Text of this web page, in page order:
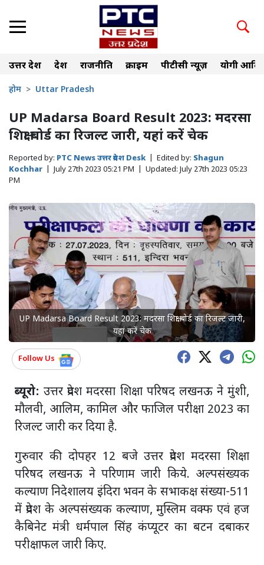
उत्तर प्रदेश देश राजनीति क्राइम पीटीसी न्यूज़ योगी
होम Uttar Pradesh
UP Madarsa Board Result 2023: मदरसा
शिक्षा बोर्ड का रिजल्ट जारी, यहां करें चेक
Reported by: PTC News उत्तर प्रदेश Desk Edited by: Shagun
Kochhar
July 27th 2023 05:21 PM Updated: July 27th 2023 05:23
PM
UP Madarsa Board Result 2023: मदरसा शिक्षा बोर्ड का रिजल्ट जारी,
यहां करें चेक
Follow Us
ब्यूरो:उत्तर प्रदेश मदरसा शिक्षा परिषद लखनऊ ने मुंशी,
मौलवी, आलिम, कामिल और फाजिल परीक्षा 2023 का
रिजल्ट जारी कर दिया है.
गुरुवार की दोपहर 12 बजे उत्तर प्रदेश मदरसा शिक्षा
परिषद लखनऊ ने परिणाम जारी किये. अल्पसंख्यक
कल्याण निदेशालय इंदिरा भवन के सभाकक्ष संख्या-511
में प्रदेश के अल्पसंख्यक कल्याण, मुस्लिम वक्फ एवं हज
कैबिनेट मंत्री धर्मपाल सिंह कंप्यूटर का बटन दबाकर
परीक्षाफल जारी किए.